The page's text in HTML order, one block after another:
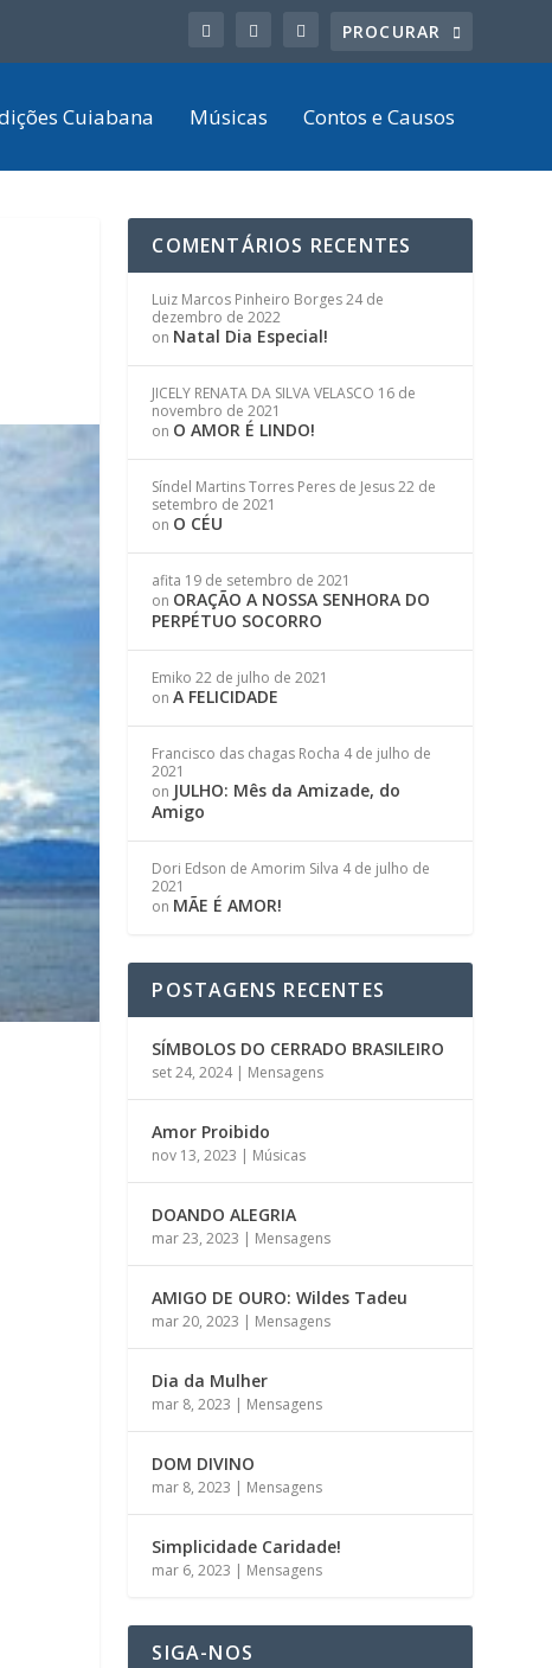
Cuiabana Músicas Contos e Causos
COMENTÁRIOS RECENTES
Luiz Marcos Pinheiro Borges24 de
dezembro de 2022
on Natal Dia Especial!
JICELY RENATA DA SILVA VELASCO 16 de
novembro de 2021
on O AMOR É LINDO!
Síndel Martins Torres Peres de Jesus22 de
setembro de 2021
on O CÉU
afita 19 de setembro de 2021
on ORAÇÃO A NOSSA SENHORA DO
PERPÉTUO SOCORRO
Emiko 22 de julho de 2021
onA FELICIDADE
Francisco das chagas Rocha 4 de julho de
2021
on JULHO: Mês da Amizade, do
Amigo
Dori Edson de Amorim Silva 4 de julho de
2021
on MÃE É AMOR!
POSTAGENS RECENTES
SÍMBOLOS DO CERRADO BRASILEIRO
set 24, 2024| Mensagens
Amor Proibido
nov 13, 2023 | Músicas
DOANDO ALEGRIA
mar 23, 2023 | Mensagens
AMIGO DE OURO: Wildes Tadeu
mar 20, 2023 | Mensagens
Dia da Mulher
mar 8, 2023 | Mensagens
DOM DIVINO
mar 8, 2023 | Mensagens
Simplicidade Caridade!
mar 6, 2023 | Mensagens
SIGA-NOS